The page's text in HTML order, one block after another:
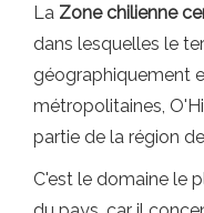
La Zone chilienne
dans lesquelles le
géographiquement
métropolitaines,
partie de la région
C'est le domaine le